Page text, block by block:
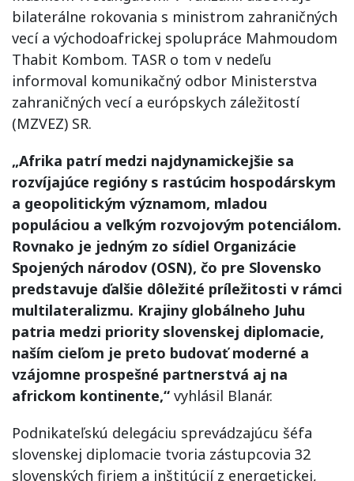
bilaterálne rokovania s ministrom zahraničných
vecí a východoafrickej spolupráce Mahmoudom
Thabit Kombom. TASR o tom v nedeľu
informoval komunikačný odbor Ministerstva
zahraničných vecí a európskych záležitostí
(MZVEZ) SR.
„Afrika patrí medzi najdynamickejšie sa
rozvíjajúce regióny s rastúcim hospodárskym
a geopolitickým významom, mladou
populáciou a veľkým rozvojovým potenciálom.
Rovnako je jedným zo sídiel Organizácie
Spojených národov (OSN), čo pre Slovensko
predstavuje ďalšie dôležité príležitosti v rámci
multilateralizmu. Krajiny globálneho Juhu
patria medzi priority slovenskej diplomacie,
naším cieľom je preto budovať moderné a
vzájomne prospešné partnerstvá aj na
africkom kontinente,“ vyhlásil Blanár.
Podnikateľskú delegáciu sprevádzajúcu šéfa
slovenskej diplomacie tvoria zástupcovia 32
slovenských firiem a inštitúcií z energetickej,